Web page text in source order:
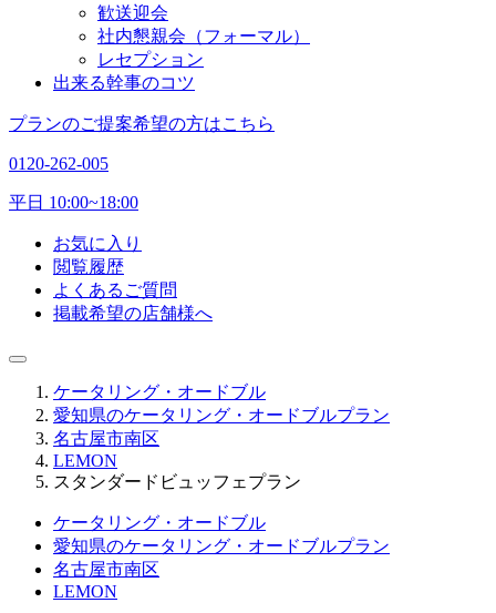
歓送迎会
社内懇親会（フォーマル）
レセプション
出来る幹事のコツ
プランのご提案希望の方はこちら
0120-262-005
平日 10:00~18:00
お気に入り
閲覧履歴
よくあるご質問
掲載希望の店舗様へ
ケータリング・オードブル
愛知県のケータリング・オードブルプラン
名古屋市南区
LEMON
スタンダードビュッフェプラン
ケータリング・オードブル
愛知県のケータリング・オードブルプラン
名古屋市南区
LEMON